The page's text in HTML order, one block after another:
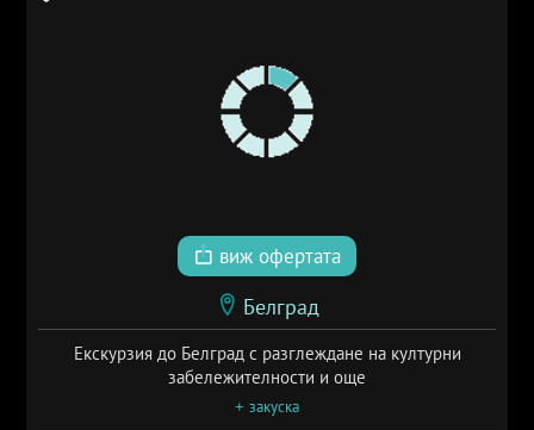
виж офертата
Белград
Екскурзия до Белград с разглеждане на културни
забележителности и още
+ закуска